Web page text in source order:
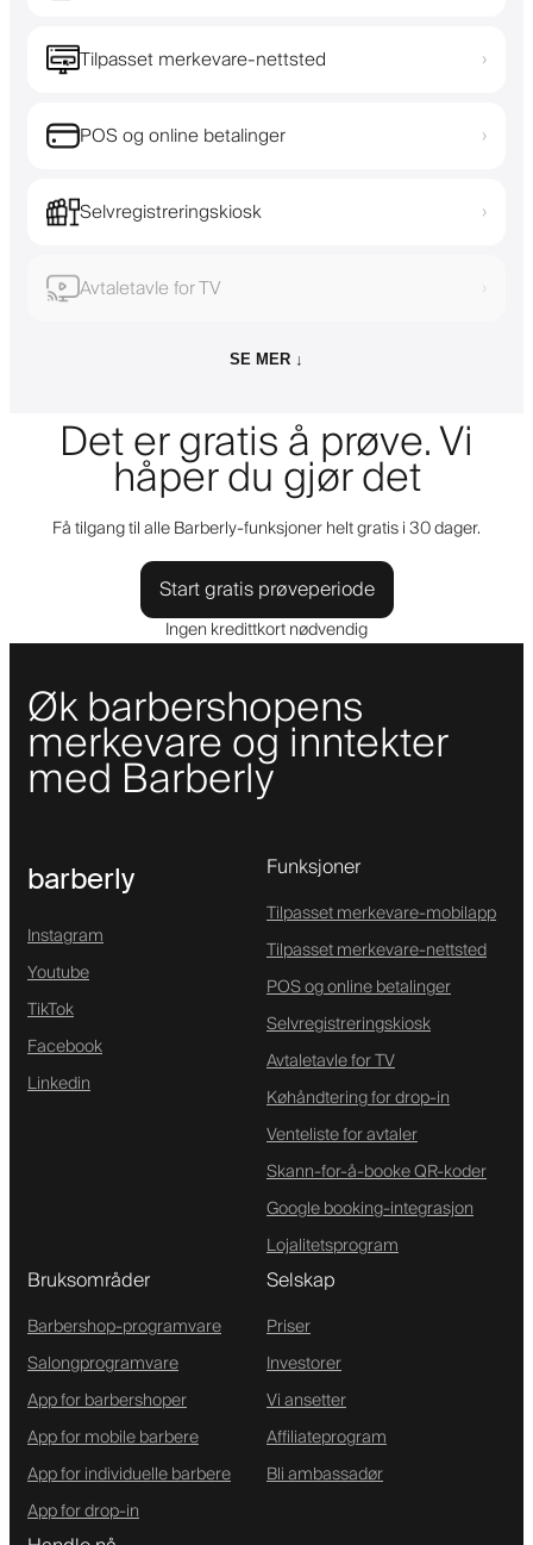
Tilpasset merkevare-nettsted ›
POS og online betalinger ›
Selvregistreringskiosk ›
Avtaletavle for TV ›
SE MER ↓
Det er gratis å prøve. Vi
håper du gjør det
Få tilgang til alle Barberly-funksjoner helt gratis i 30 dager.
Start gratis prøveperiode
Ingen kredittkort nødvendig
Øk barbershopens
merkevare og inntekter
med Barberly
barberly
Instagram
Youtube
TikTok
Facebook
Linkedin
Funksjoner
Tilpasset merkevare-mobilapp
Tilpasset merkevare-nettsted
POS og online betalinger
Selvregistreringskiosk
Avtaletavle for TV
Køhåndtering for drop-in
Venteliste for avtaler
Skann-for-å-booke QR-koder
Google booking-integrasjon
Lojalitetsprogram
Bruksområder
Barbershop-programvare
Salongprogramvare
App for barbershoper
App for mobile barbere
App for individuelle barbere
App for drop-in
Selskap
Priser
Investorer
Vi ansetter
Affiliateprogram
Bli ambassadør